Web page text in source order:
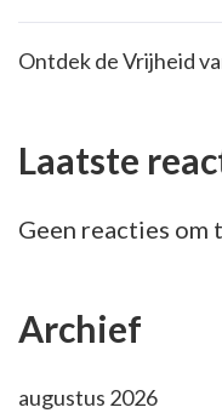
Ontdek de Vrijheid
Laatste
Geen reacties om
Archief
augustus 2026